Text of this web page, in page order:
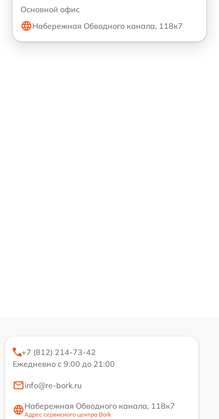
Основной офис
Набережная Обводного канала, 118к7
+7 (812) 214-73-42
Ежедневно с 9:00 до 21:00
info@re-bork.ru
Набережная Обводного канала, 118к7
Адрес сервисного центра Bork